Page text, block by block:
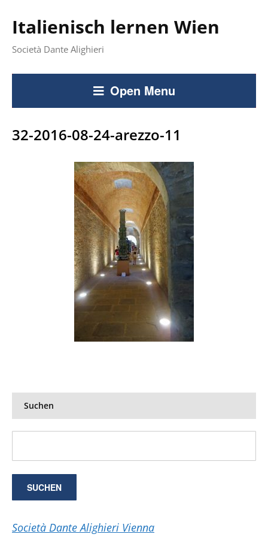
Italienisch lernen Wien
Società Dante Alighieri
Open Menu
32-2016-08-24-arezzo-11
Suchen
Società Dante Alighieri Vienna